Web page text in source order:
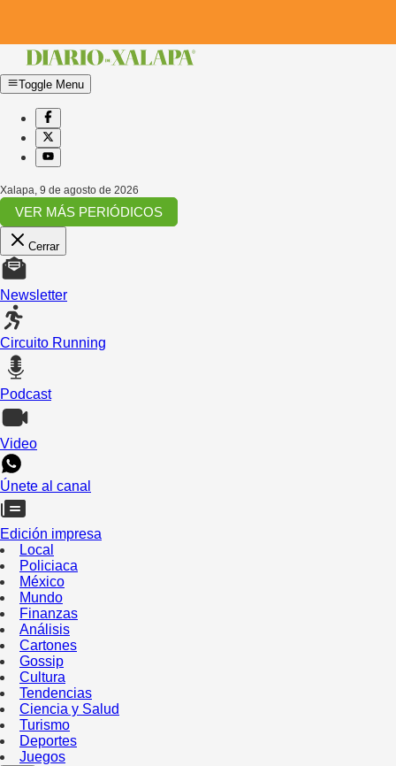
Toggle Menu
Xalapa, 9 de agosto de 2026
VER MÁS PERIÓDICOS
Cerrar
Newsletter
Circuito Running
Podcast
Video
Únete al canal
Edición impresa
Local
Policiaca
México
Mundo
Finanzas
Análisis
Cartones
Gossip
Cultura
Tendencias
Ciencia y Salud
Turismo
Deportes
Juegos